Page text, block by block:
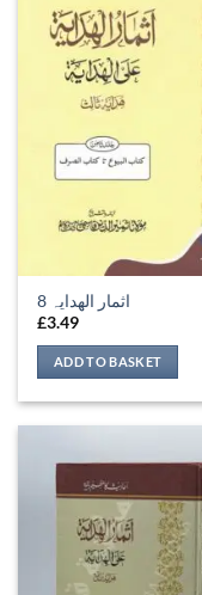
اثمار الھدایہ 8
£3.49
ADD TO BASKET